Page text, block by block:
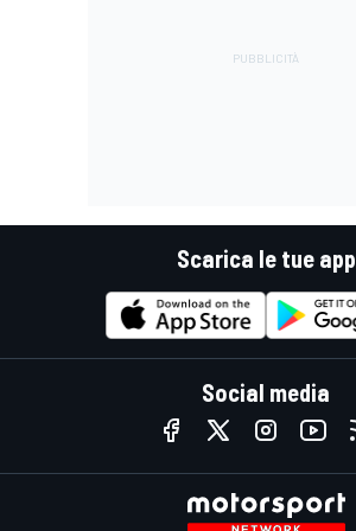
Scarica le tue app
Social media